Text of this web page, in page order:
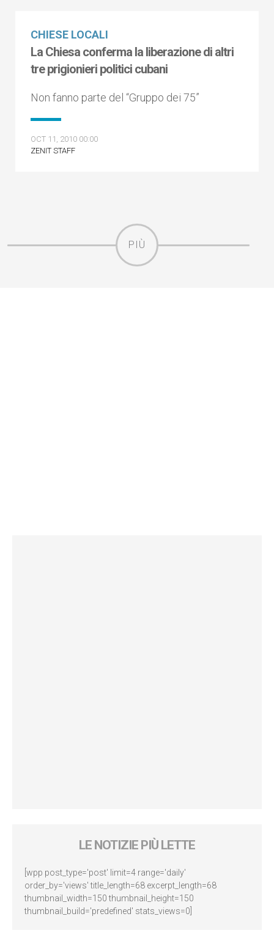
CHIESE LOCALI
La Chiesa conferma la liberazione di altri
tre prigionieri politici cubani
Non fanno parte del “Gruppo dei 75”
OCT 11, 2010 00:00
ZENIT STAFF
PIÙ
LE NOTIZIE PIÙ LETTE
[wpp post_type='post' limit=4 range='daily'
order_by='views' title_length=68 excerpt_length=68
thumbnail_width=150 thumbnail_height=150
thumbnail_build='predefined' stats_views=0]